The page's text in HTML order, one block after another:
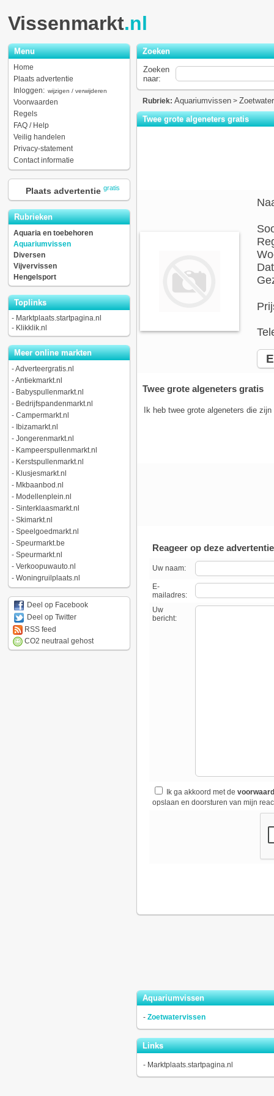
Vissenmarkt.nl
Menu
Home
Plaats advertentie
Inloggen: wijzigen / verwijderen
Voorwaarden
Regels
FAQ / Help
Veilig handelen
Privacy-statement
Contact informatie
Plaats advertentie gratis
Rubrieken
Aquaria en toebehoren
Aquariumvissen
Diversen
Vijvervissen
Hengelsport
Toplinks
- Marktplaats.startpagina.nl
- Klikklik.nl
Meer online markten
-Adverteergratis.nl
-Antiekmarkt.nl
- Babyspullenmarkt.nl
- Bedrijfspandenmarkt.nl
- Campermarkt.nl
- Ibizamarkt.nl
- Jongerenmarkt.nl
- Kampeerspullenmarkt.nl
- Kerstspullenmarkt.nl
- Klusjesmarkt.nl
- Mkbaanbod.nl
- Modellenplein.nl
- Sinterklaasmarkt.nl
- Skimarkt.nl
- Speelgoedmarkt.nl
- Speurmarkt.be
- Speurmarkt.nl
- Verkoopuwauto.nl
- Woningruilplaats.nl
Deel op Facebook
Deel op Twitter
RSS feed
CO2 neutraal gehost
Zoeken
Zoeken
naar:
Rubriek: Aquariumvissen>
Twee grote algeneters gratis
Twee grote algeneters gratis
Ik heb twee grote algeneters die
Reageer op deze advertentie
Uw naam:
E-
mailadres:
Uw
bericht:
Ik ga akkoord met de
opslaan en doorsturen van mijn
Aquariumvissen
- Zoetwatervissen
Links
- Marktplaats.startpagina.nl